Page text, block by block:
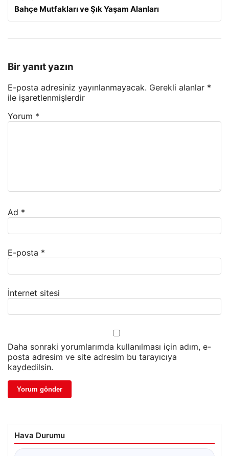
Bahçe Mutfakları ve Şık Yaşam Alanları
Bir yanıt yazın
E-posta adresiniz yayınlanmayacak. Gerekli alanlar *
ile işaretlenmişlerdir
Yorum *
Ad *
E-posta *
İnternet sitesi
Daha sonraki yorumlarımda kullanılması için adım, e-
posta adresim ve site adresim bu tarayıcıya
kaydedilsin.
Hava Durumu